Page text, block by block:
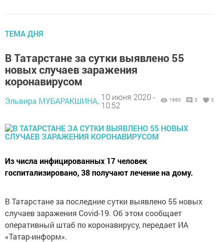
ТЕМА ДНЯ
В Татарстане за сутки выявлено 55
новых случаев заражения
коронавирусом
Эльвира МУБАРАКШИНА, 10 июня 2020 -
10:52
1960 0 0
Из числа инфицированных 17 человек
госпитализировано, 38 получают лечение на дому.
В Татарстане за последние сутки выявлено 55 новых
случаев заражения Covid-19. Об этом сообщает
оперативный штаб по коронавирусу, передает ИА
«Татар-информ».